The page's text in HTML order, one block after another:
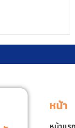
หน้า